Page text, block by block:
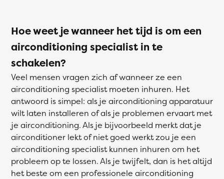
Hoe weet je wanneer het tijd is om een
airconditioning specialist in te
schakelen?
Veel mensen vragen zich af wanneer ze een
airconditioning specialist moeten inhuren. Het
antwoord is simpel: als je airconditioning apparatuur
wilt laten installeren of als je problemen ervaart met
je airconditioning. Als je bijvoorbeeld merkt dat je
airconditioner lekt of niet goed werkt zou je een
airconditioning specialist kunnen inhuren om het
probleem op te lossen. Als je twijfelt, dan is het altijd
het beste om een professionele airconditioning